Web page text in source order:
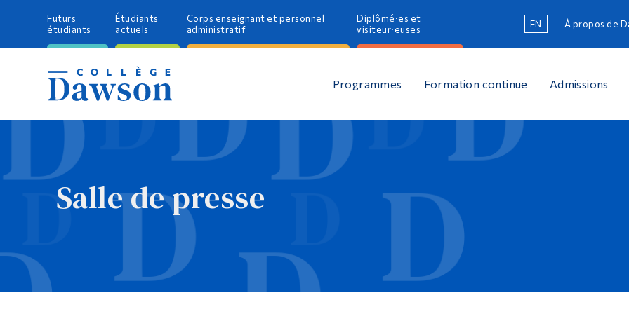
Futurs
étudiants
Étudiants
actuels
Corps enseignant et personnel
administratif
Diplômé·es et
visiteur·euses
EN À propos de
Programmes Formation continue Admissions
Salle de presse